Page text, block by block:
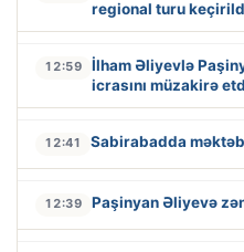
regional turu
12:59
İlham Əliyevlə
icrasını müzakirə
12:41 Sabirabadda
12:39 Paşinyan Əliyevə